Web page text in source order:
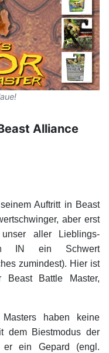
Alliance
Auftritt in Beast
aber erst
aller Lieblings-
IN ein Schwert
zumindest). Hier ist
Battle Master,
haben keine
dem Biestmodus der
ein Gepard (engl.